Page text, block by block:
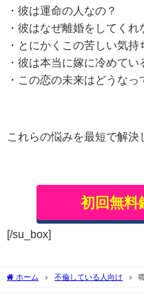
・彼は運命の人なの？
・彼はなぜ離婚をしてくれ
・とにかくこの苦しい気
・彼は本当に嫁に冷めてい
・この恋の未来はどうなっ
これらの悩みを最短で解決
初回無料
[/su_box]
ホーム 不倫している人向け